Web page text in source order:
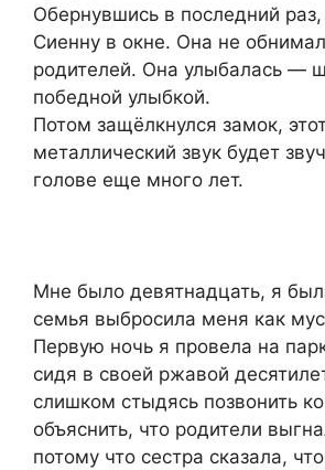
Обернувшись в последний
Сиенну в окне. Она не
родителей. Она улыбалась —
победной улыбкой.
Потом защёлкнулся замок,
металлический звук будет
голове еще много лет.
Мне было девятнадцать, я
семья выбросила меня как
Первую ночь я провела на
сидя в своей ржавой
слишком стыдясь позвонить
объяснить, что родители
потому что сестра сказала,